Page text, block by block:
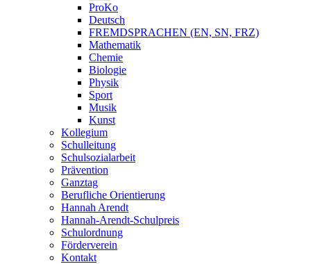
ProKo
Deutsch
FREMDSPRACHEN (EN, SN, FRZ)
Mathematik
Chemie
Biologie
Physik
Sport
Musik
Kunst
Kollegium
Schulleitung
Schulsozialarbeit
Prävention
Ganztag
Berufliche Orientierung
Hannah Arendt
Hannah-Arendt-Schulpreis
Schulordnung
Förderverein
Kontakt